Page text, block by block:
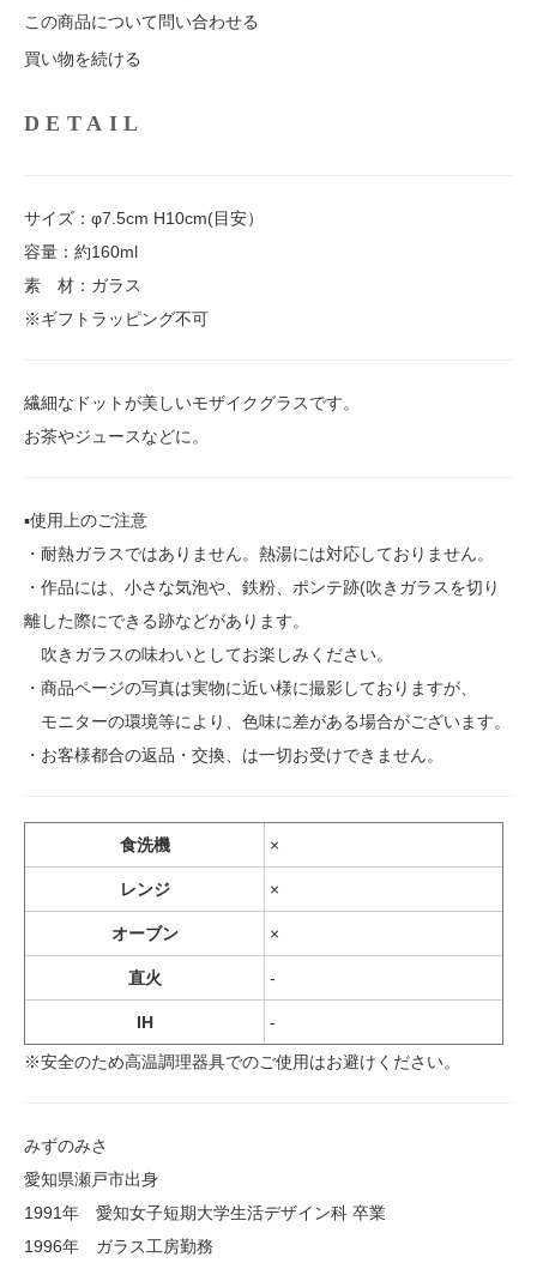
この商品について問い合わせる
買い物を続ける
DETAIL
サイズ：φ7.5cm H10cm(目安）
容量：約160ml
素 材：ガラス
※ギフトラッピング不可
繊細なドットが美しいモザイクグラスです。
お茶やジュースなどに。
▪️使用上のご注意
・耐熱ガラスではありません。熱湯には対応しておりません。
・作品には、小さな気泡や、鉄粉、ポンテ跡(吹きガラスを切り
離した際にできる跡などがあります。
吹きガラスの味わいとしてお楽しみください。
・商品ページの写真は実物に近い様に撮影しておりますが、
モニターの環境等により、色味に差がある場合がございます。
・お客様都合の返品・交換、は一切お受けできません。
食洗機 ×
レンジ ×
オーブン ×
直火 -
IH -
※安全のため高温調理器具でのご使用はお避けください。
みずのみさ
愛知県瀬戸市出身
1991年 愛知女子短期大学生活デザイン科 卒業
1996年 ガラス工房勤務